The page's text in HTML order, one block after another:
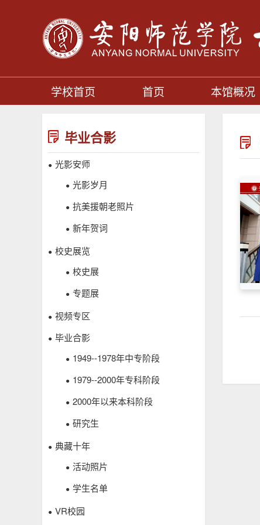
学校首页 首页 本馆概况
毕业合影
● 光影安师
● 光影岁月
● 抗美援朝老照片
● 新年贺词
● 校史展览
● 校史展
● 专题展
● 视频专区
● 毕业合影
● 1949--1978年中专阶段
● 1979--2000年专科阶段
● 2000年以来本科阶段
● 研究生
● 典藏十年
● 活动照片
● 学生名单
● VR校园